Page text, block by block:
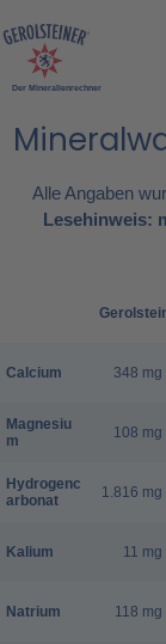
Der Mineralienrechner
Alle Angaben
Lesehinweis:
Calcium
Magnesiu
m
Hydrogenc
arbonat
Kalium
Natrium
348 mg
108 mg
1.816 mg
11 mg
118 mg